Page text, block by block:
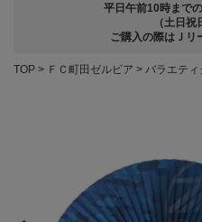
平日午前10時まで
（土日祝
ご購入の際はＪリ
TOP ＦＣ町田ゼルビア バラエティ